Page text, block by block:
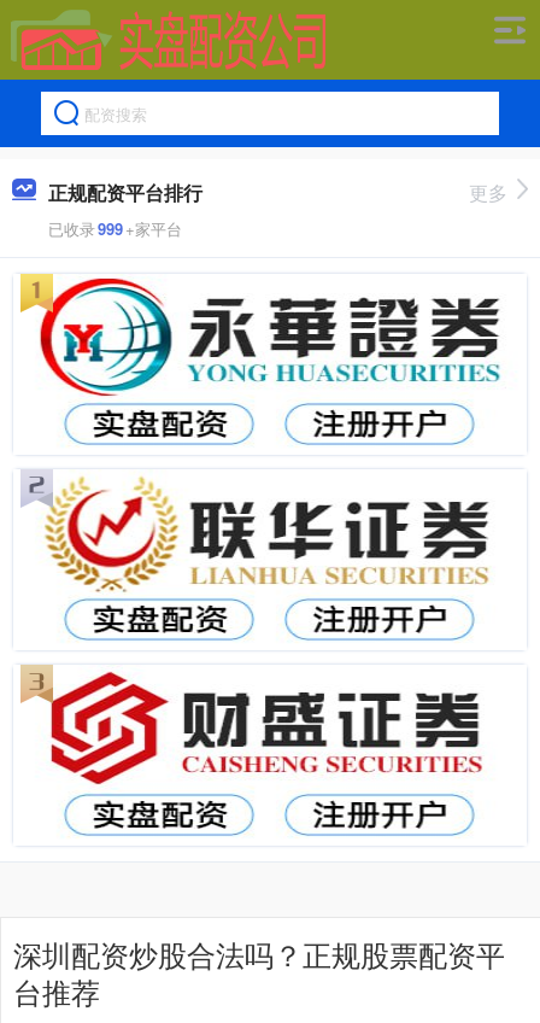
正规配资平台排行
已收录999+家平台
更多
深圳配资炒股合法吗？正规股票配资平
台推荐